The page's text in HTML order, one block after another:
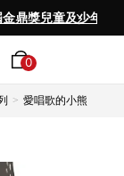
年圖書類
0
愛唱歌的小熊